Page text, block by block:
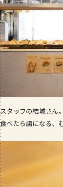
スタッフの結城さん
食べたら虜になる、